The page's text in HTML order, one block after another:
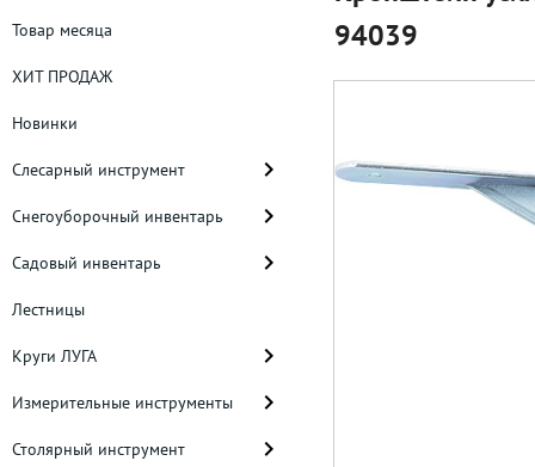
Товар месяца
ХИТ ПРОДАЖ
Новинки
Слесарный инструмент
Снегоуборочный инвентарь
Садовый инвентарь
Лестницы
Круги ЛУГА
Измерительные инструменты
Столярный инструмент
94039